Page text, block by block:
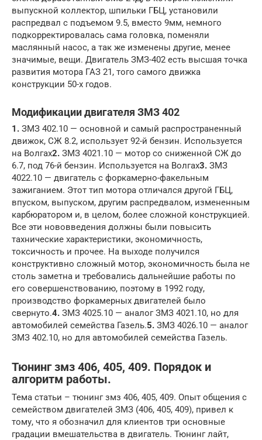
выпускной коллектор, шпильки ГБЦ, установили
распредвал с подъемом 9.5, вместо 9мм, немного
подкорректировалась сама головка, поменяли
маслянный насос, а так же изменены другие, менее
значимые, вещи. Двигатель ЗМЗ-402 есть высшая точка
развития мотора ГАЗ 21, того самого движка
конструкции 50-х годов.
Модификации двигателя ЗМЗ 402
1. ЗМЗ 402.10 — основной и самый распространенный
движок, СЖ 8.2, использует 92-й бензин. Используется
на Волгах2. ЗМЗ 4021.10 — мотор со сниженной СЖ до
6.7, под 76-й бензин. Используется на Волгах3. ЗМЗ
4022.10 — двигатель с форкамерно-факельным
зажиганием. Этот тип мотора отличался другой ГБЦ,
впуском, выпуском, другим распредвалом, измененным
карбюратором и, в целом, более сложной конструкцией.
Все эти нововведения должны были повысить
тахнические характеристики, экономичность,
токсичность и прочее. На выходе получился
конструктивно сложный мотор, экономичность была не
столь заметна и требовались дальнейшие работы по
его совершенствованию, поэтому в 1992 году,
производство форкамерных двигателей было
свернуто.4. ЗМЗ 4025.10 — аналог ЗМЗ 4021.10, но для
автомобилей семейства Газель.5. ЗМЗ 4026.10 — аналог
ЗМЗ 402.10, но для автомобилей семейства Газель.
Тюнинг змз 406, 405, 409. Порядок и
алгоритм работы.
Тема статьи – тюнинг змз 406, 405, 409. Опыт общения с
семейством двигателей ЗМЗ (406, 405, 409), привел к
тому, что я обозначил для клиентов три основные
градации вмешательства в двигатель. Тюнинг лайт,